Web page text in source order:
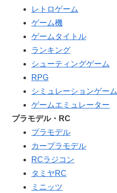
レトロゲーム
ゲーム機
ゲームタイトル
ランキング
シューティングゲーム
RPG
シミュレーションゲーム
ゲームエミュレーター
プラモデル・RC
プラモデル
カープラモデル
RCラジコン
タミヤRC
ミニッツ